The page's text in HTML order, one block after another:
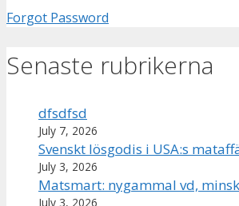
Forgot Password
Senaste rubrikerna
dfsdfsd
July 7, 2026
Svenskt lösgodis i USA:s
July 3, 2026
Matsmart: nygammal vd,
July 3, 2026